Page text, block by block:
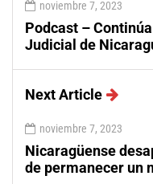
noviembre 7, 2023
Podcast –
Judicial de
Next Article
noviembre 7, 2023
Nicaragüense
de permanecer un